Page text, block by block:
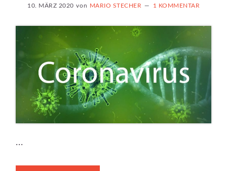
10. MÄRZ 2020 von MARIO STECHER 1 KOMMENTAR
...